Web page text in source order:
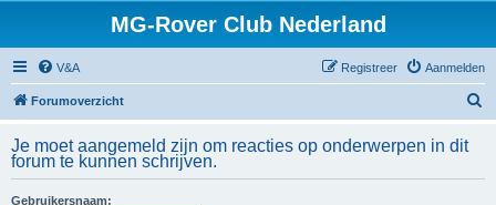
MG-Rover Club Nederland
V&A Aanmelden
Registreer
Forumoverzicht
k
Je moet aangemeld zijn om reacties op onderwerpen in dit
forum te kunnen schrijven.
Gebruikersnaam: